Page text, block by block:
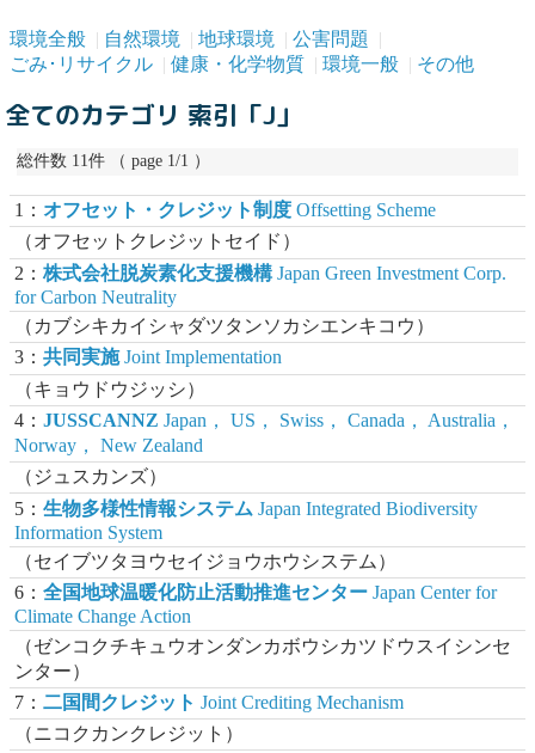
環境全般 自然環境 地球環境
公害問題
ごみ･リサイクル
健康・化学物質 環境一般 その他
全てのカテゴリ 索引「J」
総件数 11件 （ page 1/1 ）
1： オフセット・クレジット制度 Offsetting Scheme
（オフセットクレジットセイド）
2：株式会社脱炭素化支援機構 Japan Green Investment Corp.
for Carbon Neutrality
（カブシキカイシャダツタンソカシエンキコウ）
3：共同実施Joint Implementation
（キョウドウジッシ）
4：JUSSCANNZ Japan， US， Swiss， Canada， Australia，
Norway， New Zealand
（ジュスカンズ）
5：生物多様性情報システム Japan Integrated Biodiversity
Information System
（セイブツタヨウセイジョウホウシステム）
6：全国地球温暖化防止活動推進センター Japan Center for
Climate Change Action
（ゼンコクチキュウオンダンカボウシカツドウスイシンセ
ンター）
7：二国間クレジット Joint Crediting Mechanism
（ニコクカンクレジット）